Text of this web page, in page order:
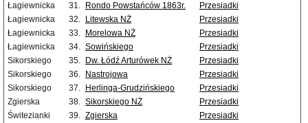
Łagiewnicka
31. Rondo Powstańców 1863r.
Przesiadki
Łagiewnicka
32. Litewska NŻ
Przesiadki
Łagiewnicka
33. Morelowa NŻ
Przesiadki
Łagiewnicka
34. Sowińskiego
Przesiadki
Sikorskiego
35. Dw. Łódź Arturówek NŻ
Przesiadki
Sikorskiego
36. Nastrojowa
Przesiadki
Sikorskiego
37. Herlinga-Grudzińskiego
Przesiadki
Zgierska
38. Sikorskiego NŻ
Przesiadki
Świtezianki
39. Zgierska
Przesiadki